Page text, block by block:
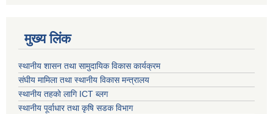
मुख्य लिंक
स्थानीय शासन तथा सामुदायिक विकास कार्यक्रम
संघीय मामिला तथा स्थानीय विकास मन्त्रालय
स्थानीय तहको लागि ICT ब्लग
स्थानीय पूर्वाधार तथा कृषि सडक विभाग